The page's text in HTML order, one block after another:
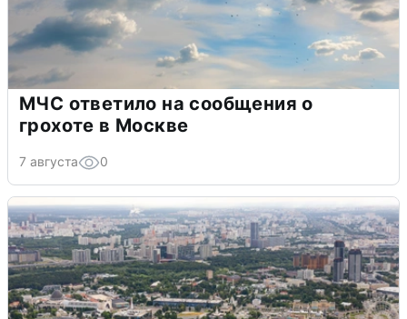
МЧС ответило на сообщения о
грохоте в Москве
7 августа 0